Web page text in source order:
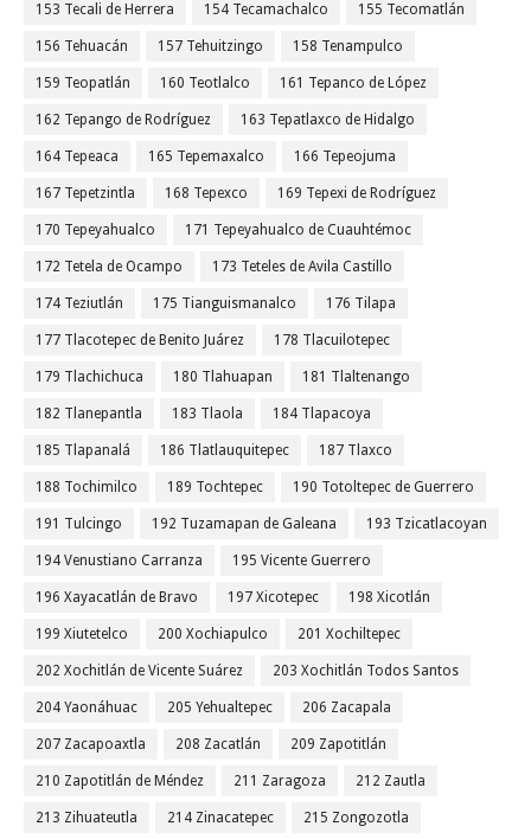
153 Tecali de Herrera 154 Tecamachalco 155 Tecomatlán
156 Tehuacán 157 Tehuitzingo 158 Tenampulco
159 Teopatlán 160 Teotlalco 161 Tepanco de López
162 Tepango de Rodríguez 163 Tepatlaxco de Hidalgo
164 Tepeaca 165 Tepemaxalco 166 Tepeojuma
167 Tepetzintla 168 Tepexco 169 Tepexi de Rodríguez
170 Tepeyahualco 171 Tepeyahualco de Cuauhtémoc
172 Tetela de Ocampo 173 Teteles de Avila Castillo
174 Teziutlán 175 Tianguismanalco 176 Tilapa
177 Tlacotepec de Benito Juárez 178 Tlacuilotepec
179 Tlachichuca 180 Tlahuapan 181 Tlaltenango
182 Tlanepantla 183 Tlaola 184 Tlapacoya
185 Tlapanalá 186 Tlatlauquitepec 187 Tlaxco
188 Tochimilco 189 Tochtepec 190 Totoltepec de Guerrero
191 Tulcingo 192 Tuzamapan de Galeana 193 Tzicatlacoyan
194 Venustiano Carranza 195 Vicente Guerrero
196 Xayacatlán de Bravo 197 Xicotepec 198 Xicotlán
199 Xiutetelco 200 Xochiapulco 201 Xochiltepec
202 Xochitlán de Vicente Suárez 203 Xochitlán Todos Santos
204 Yaonáhuac 205 Yehualtepec 206 Zacapala
207 Zacapoaxtla 208 Zacatlán 209 Zapotitlán
210 Zapotitlán de Méndez 211 Zaragoza 212 Zautla
213 Zihuateutla 214 Zinacatepec 215 Zongozotla